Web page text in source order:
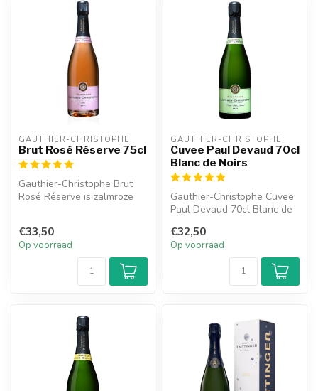
GAUTHIER-CHRISTOPHE
Brut Rosé Réserve 75cl
Gauthier-Christophe Brut
Rosé Réserve is zalmroze
€33,50
Op voorraad
GAUTHIER-CHRISTOPHE
Cuvee Paul Devaud 70cl
Blanc de Noirs
Gauthier-Christophe Cuvee
Paul Devaud 70cl Blanc de
Pino...
€32,50
Op voorraad